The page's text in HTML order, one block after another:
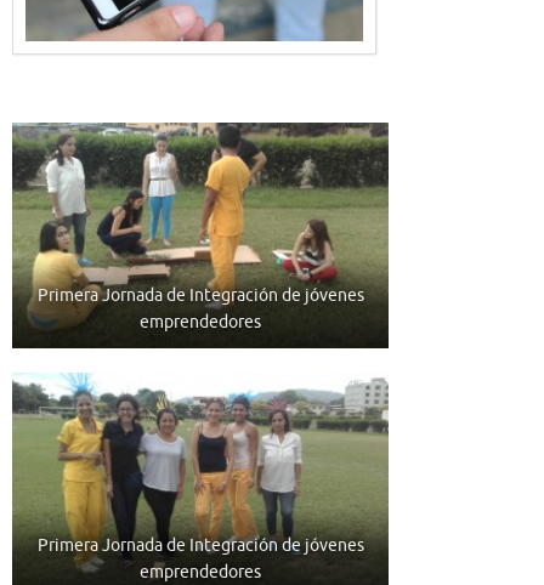
Primera Jornada de Integración de jóvenes
emprendedores
Primera Jornada de Integración de jóvenes
emprendedores